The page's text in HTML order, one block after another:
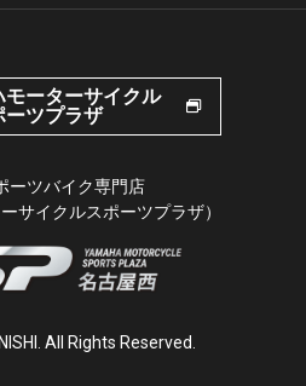
モーターサイクル
ーツプラザ
ーツバイク専門店
サイクルスポーツプラザ）
All Rights Reserved.